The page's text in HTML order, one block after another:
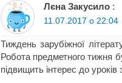
Лєна Закусило :
11.07.2017 о 22:04
Тиждень зарубіжної
Робота предметного тижня
підвищить інтерес до